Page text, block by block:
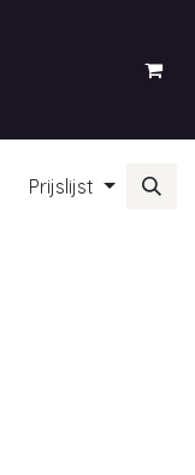
Prijslijst